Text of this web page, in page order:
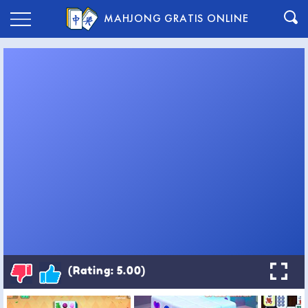
MAHJONG GRATIS ONLINE
(Rating: 5.00)